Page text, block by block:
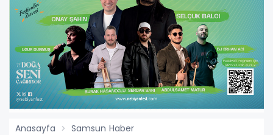
Anasayfa Samsun Haber